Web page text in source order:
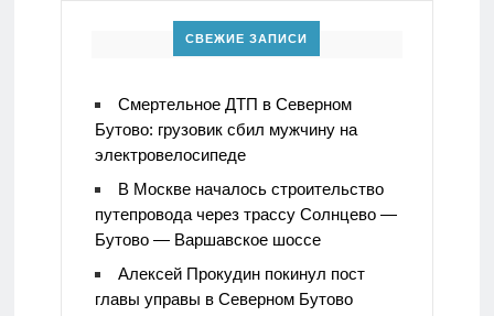
СВЕЖИЕ ЗАПИСИ
Смертельное ДТП в Северном
Бутово: грузовик сбил мужчину на
электровелосипеде
В Москве началось строительство
путепровода через трассу Солнцево —
Бутово — Варшавское шоссе
Алексей Прокудин покинул пост
главы управы в Северном Бутово